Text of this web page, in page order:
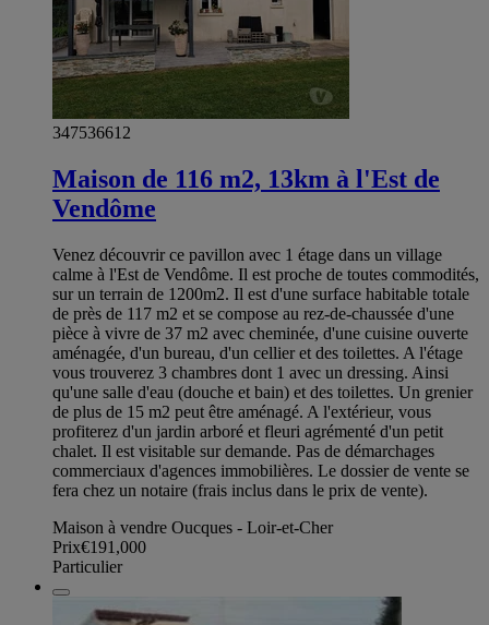
347536612
Maison de 116 m2, 13km à l'Est de
Vendôme
Venez découvrir ce pavillon avec 1 étage dans un village
calme à l'Est de Vendôme. Il est proche de toutes commodités,
sur un terrain de 1200m2. Il est d'une surface habitable totale
de près de 117 m2 et se compose au rez-de-chaussée d'une
pièce à vivre de 37 m2 avec cheminée, d'une cuisine ouverte
aménagée, d'un bureau, d'un cellier et des toilettes. A l'étage
vous trouverez 3 chambres dont 1 avec un dressing. Ainsi
qu'une salle d'eau (douche et bain) et des toilettes. Un grenier
de plus de 15 m2 peut être aménagé. A l'extérieur, vous
profiterez d'un jardin arboré et fleuri agrémenté d'un petit
chalet. Il est visitable sur demande. Pas de démarchages
commerciaux d'agences immobilières. Le dossier de vente se
fera chez un notaire (frais inclus dans le prix de vente).
Maison à vendre Oucques - Loir-et-Cher
Prix€191,000
Particulier